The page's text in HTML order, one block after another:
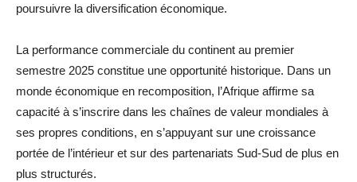
poursuivre la diversification économique.
La performance commerciale du continent au premier
semestre 2025 constitue une opportunité historique. Dans un
monde économique en recomposition, l’Afrique affirme sa
capacité à s’inscrire dans les chaînes de valeur mondiales à
ses propres conditions, en s’appuyant sur une croissance
portée de l’intérieur et sur des partenariats Sud-Sud de plus en
plus structurés.